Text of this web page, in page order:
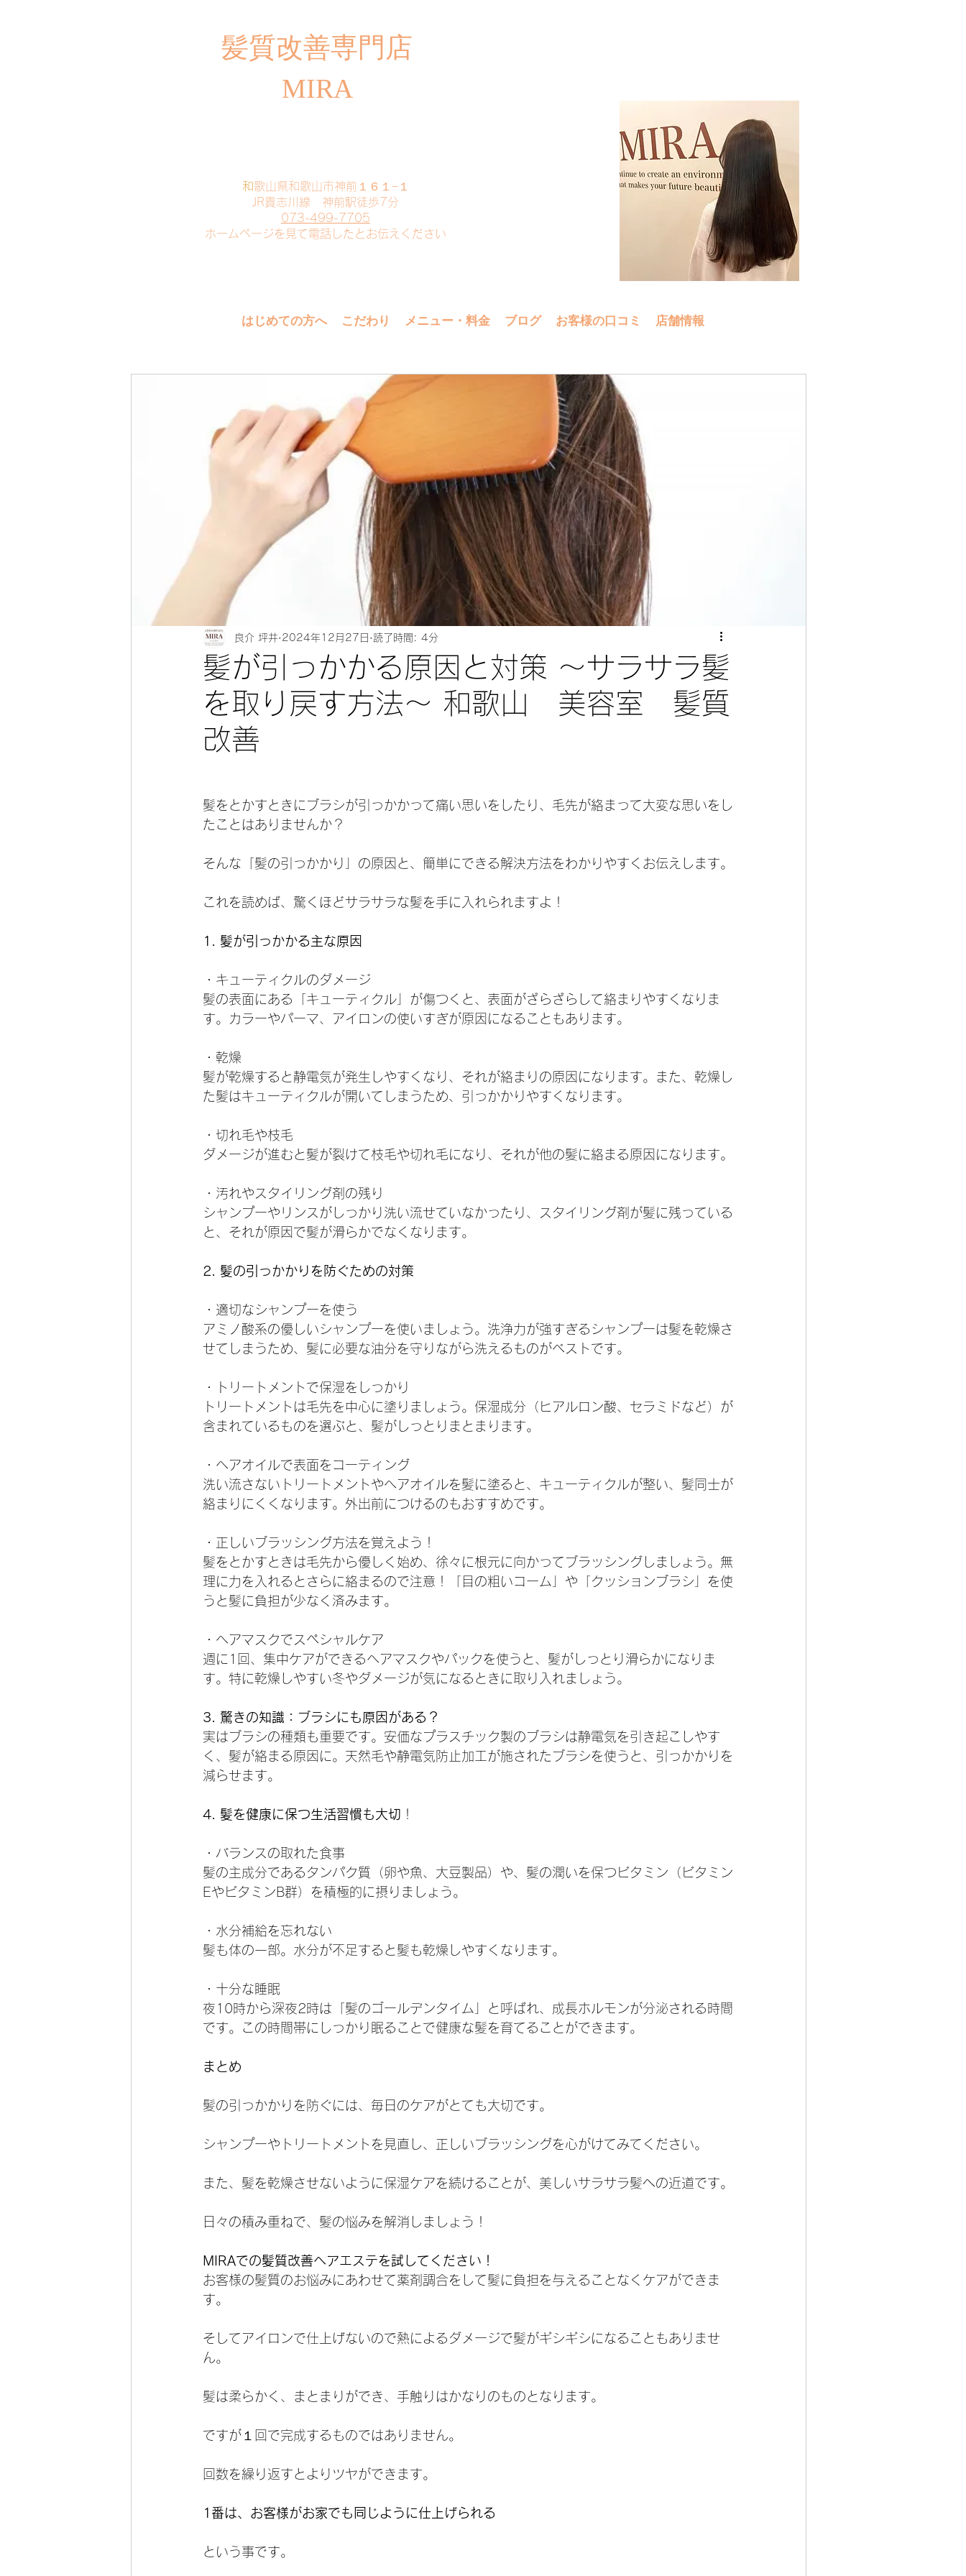
​髪質改善専門店
MIRA
​和歌山県和歌山市神前１６１−１
JR貴志川線 神前駅徒歩7分
073-499-7705
​ホームページを見て電話したとお伝えください
はじめての方へ こだわり メニュー・料金 ブログ お客様の口コミ 店舗情報
髪が引っかかる原因と対策 ～サラサラ髪
を取り戻す方法～ 和歌山 美容室 髪質
改善
良介 坪井 2024年12月27日 読了時間: 4分
髪をとかすときにブラシが引っかかって痛い思いをしたり、毛先が絡まって大変な思いをし
たことはありませんか？
そんな「髪の引っかかり」の原因と、簡単にできる解決方法をわかりやすくお伝えします。
これを読めば、驚くほどサラサラな髪を手に入れられますよ！
1. 髪が引っかかる主な原因
・キューティクルのダメージ
髪の表面にある「キューティクル」が傷つくと、表面がざらざらして絡まりやすくなりま
す。カラーやパーマ、アイロンの使いすぎが原因になることもあります。
・乾燥
髪が乾燥すると静電気が発生しやすくなり、それが絡まりの原因になります。また、乾燥し
た髪はキューティクルが開いてしまうため、引っかかりやすくなります。
・切れ毛や枝毛
ダメージが進むと髪が裂けて枝毛や切れ毛になり、それが他の髪に絡まる原因になります。
・汚れやスタイリング剤の残り
シャンプーやリンスがしっかり洗い流せていなかったり、スタイリング剤が髪に残っている
と、それが原因で髪が滑らかでなくなります。
2. 髪の引っかかりを防ぐための対策
・適切なシャンプーを使う
アミノ酸系の優しいシャンプーを使いましょう。洗浄力が強すぎるシャンプーは髪を乾燥さ
せてしまうため、髪に必要な油分を守りながら洗えるものがベストです。
・トリートメントで保湿をしっかり
トリートメントは毛先を中心に塗りましょう。保湿成分（ヒアルロン酸、セラミドなど）が
含まれているものを選ぶと、髪がしっとりまとまります。
・ヘアオイルで表面をコーティング
洗い流さないトリートメントやヘアオイルを髪に塗ると、キューティクルが整い、髪同士が
絡まりにくくなります。外出前につけるのもおすすめです。
・正しいブラッシング方法を覚えよう！
髪をとかすときは毛先から優しく始め、徐々に根元に向かってブラッシングしましょう。無
理に力を入れるとさらに絡まるので注意！「目の粗いコーム」や「クッションブラシ」を使
うと髪に負担が少なく済みます。
・ヘアマスクでスペシャルケア
週に1回、集中ケアができるヘアマスクやパックを使うと、髪がしっとり滑らかになりま
す。特に乾燥しやすい冬やダメージが気になるときに取り入れましょう。
3. 驚きの知識：ブラシにも原因がある？
実はブラシの種類も重要です。安価なプラスチック製のブラシは静電気を引き起こしやす
く、髪が絡まる原因に。天然毛や静電気防止加工が施されたブラシを使うと、引っかかりを
減らせます。
4. 髪を健康に保つ生活習慣も大切 ！
・バランスの取れた食事
髪の主成分であるタンパク質（卵や魚、大豆製品）や、髪の潤いを保つビタミン（ビタミン
EやビタミンB群）を積極的に摂りましょう。
・水分補給を忘れない
髪も体の一部。水分が不足すると髪も乾燥しやすくなります。
・十分な睡眠
夜10時から深夜2時は「髪のゴールデンタイム」と呼ばれ、成長ホルモンが分泌される時間
です。この時間帯にしっかり眠ることで健康な髪を育てることができます。
まとめ
髪の引っかかりを防ぐには、毎日のケアがとても大切です。
シャンプーやトリートメントを見直し、正しいブラッシングを心がけてみてください。
また、髪を乾燥させないように保湿ケアを続けることが、美しいサラサラ髪への近道です。
日々の積み重ねで、髪の悩みを解消しましょう！
MIRAでの髪質改善ヘアエステを試してください！
お客様の髪質のお悩みにあわせて薬剤調合をして髪に負担を与えることなくケアができま
す。
そしてアイロンで仕上げないので熱によるダメージで髪がギシギシになることもありませ
ん。
髪は柔らかく、まとまりができ、手触りはかなりのものとなります。
ですが１回で完成するものではありません。
回数を繰り返すとよりツヤができます。
1番は、お客様がお家でも同じように仕上げられる
という事です。